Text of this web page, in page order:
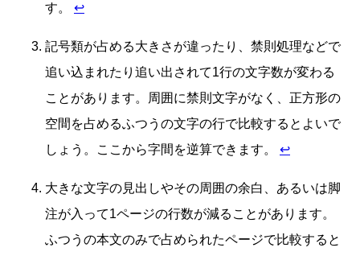
す。 ↩
記号類が占める大きさが違ったり、禁則処理などで
追い込まれたり追い出されて1行の文字数が変わる
ことがあります。周囲に禁則文字がなく、正方形の
空間を占めるふつうの文字の行で比較するとよいで
しょう。ここから字間を逆算できます。 ↩
大きな文字の見出しやその周囲の余白、あるいは脚
注が入って1ページの行数が減ることがあります。
ふつうの本文のみで占められたページで比較すると